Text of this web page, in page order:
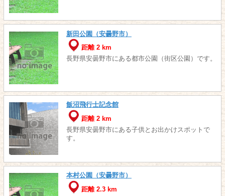
新田公園（安曇野市）
距離 2 km
長野県安曇野市にある都市公園（街区公園）です。
飯沼飛行士記念館
距離 2 km
長野県安曇野市にある子供とお出かけスポットで
す。
本村公園（安曇野市）
距離 2.3 km